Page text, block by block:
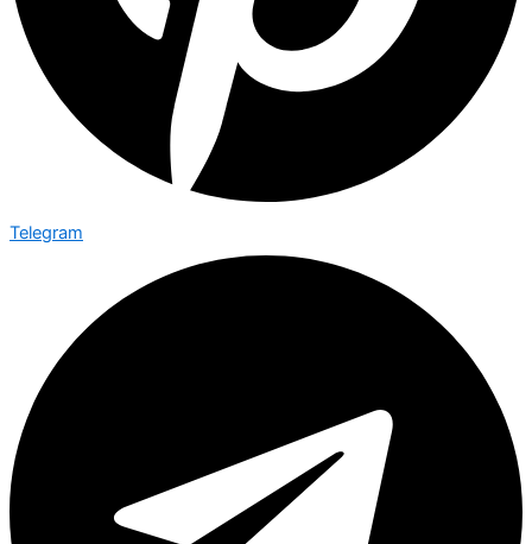
Telegram